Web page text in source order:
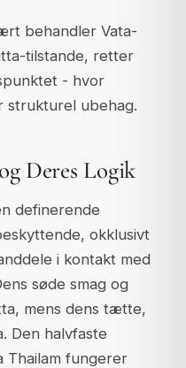
behandler Vata-
tilstande, retter
- hvor
strukturel ubehag.
Deres Logik
definerende
okklusivt
i kontakt med
søde smag og
mens dens tætte,
Den halvfaste
Thailam fungerer